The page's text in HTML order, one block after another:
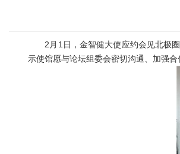
2月1日，金智健大使应约会见北极圈
示使馆愿与论坛组委会密切沟通、加强